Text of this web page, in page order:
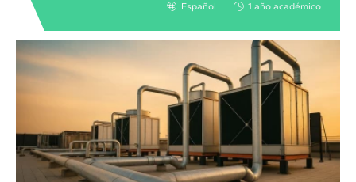
Español 1 año académico